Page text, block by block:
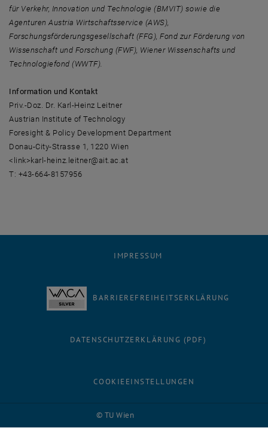
für Verkehr, Innovation und Technologie (BMVIT) sowie die
Agenturen Austria Wirtschaftsservice (AWS),
Forschungsförderungsgesellschaft (FFG), Fond zur Förderung von
Wissenschaft und Forschung (FWF), Wiener Wissenschafts und
Technologiefond (WWTF).
Information und Kontakt
Priv.-Doz. Dr. Karl-Heinz Leitner
Austrian Institute of Technology
Foresight & Policy Development Department
Donau-City-Strasse 1, 1220 Wien
<link>karl-heinz.leitner@ait.ac.at
T: +43-664-8157956
© TU Wien
IMPRESSUM
BARRIEREFREIHEITSERKLÄRUNG
DATENSCHUTZERKLÄRUNG (PDF)
COOKIEEINSTELLUNGEN